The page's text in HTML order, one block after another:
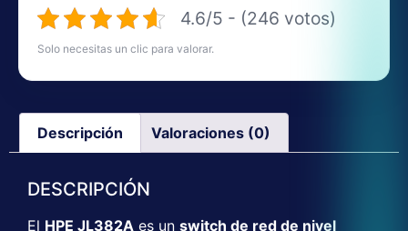
4.6/5 - (246 votos)
Solo necesitas un clic para valorar.
Descripción Valoraciones (0)
DESCRIPCIÓN
El HPE JL382A es un switch de red de nivel